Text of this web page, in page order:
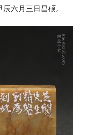
六月三日昌硕。